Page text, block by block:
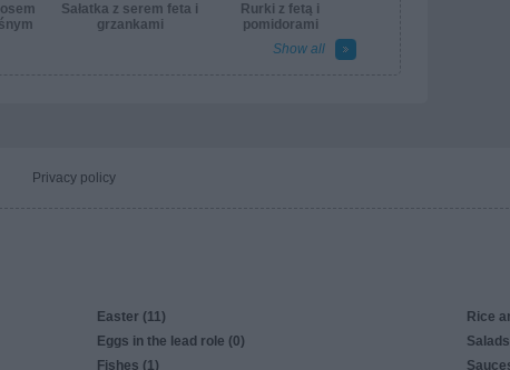
Sałatka z serem feta i
grzankami
Rurki z fetą i
pomidorami
suszonymi
Show all
Privacy policy
Easter (11)
Eggs in the lead role (0)
Fishes (1)
Rice